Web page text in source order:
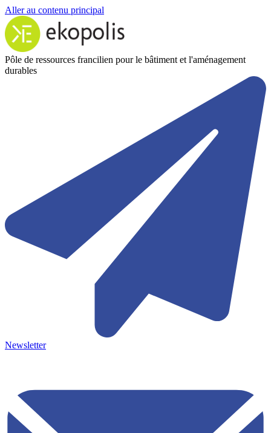
Aller au contenu principal
Pôle de ressources francilien pour le bâtiment et l'aménagement
durables
Newsletter